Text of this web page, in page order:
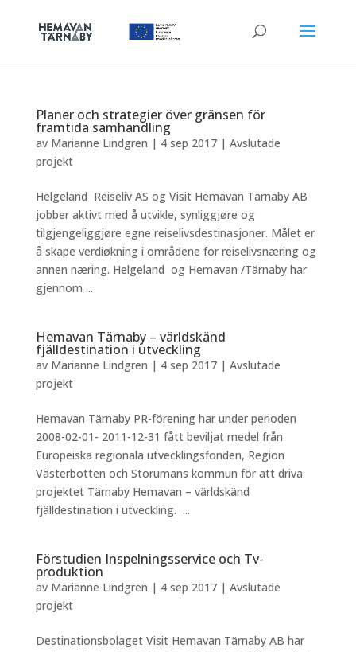
Planer och strategier över gränsen för
framtida samhandling
av Marianne Lindgren | 4 sep 2017| Avslutade
projekt
Helgeland Reiseliv AS og Visit Hemavan Tärnaby AB
jobber aktivt med å utvikle, synliggjøre og
tilgjengeliggjøre egne reiselivsdestinasjoner. Målet er
å skape verdiøkning i områdene for reiselivsnæring og
annen næring. Helgeland og Hemavan /Tärnaby har
gjennom ...
Hemavan Tärnaby – världskänd
fjälldestination i utveckling
av Marianne Lindgren | 4 sep 2017| Avslutade
projekt
Hemavan Tärnaby PR-förening har under perioden
2008-02-01- 2011-12-31 fått beviljat medel från
Europeiska regionala utvecklingsfonden, Region
Västerbotten och Storumans kommun för att driva
projektet Tärnaby Hemavan – världskänd
fjälldestination i utveckling. ...
Förstudien Inspelningsservice och Tv-
produktion
av Marianne Lindgren | 4 sep 2017| Avslutade
projekt
Destinationsbolaget Visit Hemavan Tärnaby AB har